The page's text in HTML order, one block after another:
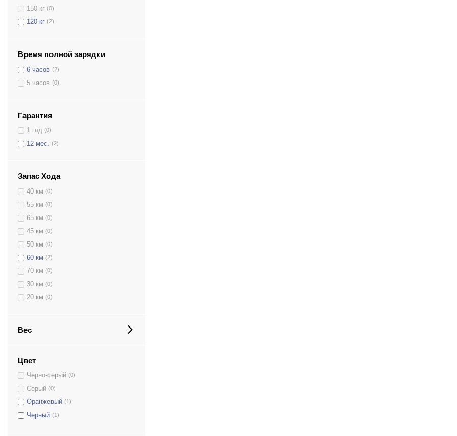
150 кг (0)
120 кг (2)
Время полной зарядки
6 часов (2)
5 часов (0)
Гарантия
1 год (0)
12 мес. (2)
Запас Хода
40 км (0)
55 км (0)
65 км (0)
45 км (0)
50 км (0)
60 км (2)
70 км (0)
30 км (0)
20 км (0)
Вес
Цвет
Черно-серый (0)
Серый (0)
Оранжевый (1)
Черный (1)